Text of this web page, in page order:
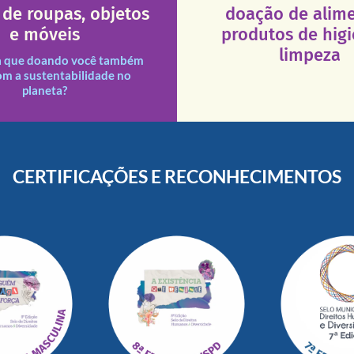
roupas, objetos
e móveis
que doando você também
a sustentabilidade no
planeta?
doações recebidas são
e divididas entre nossas
assim como outras
necessitadas.
doação de
produtos de
limpeza
Esses tipos de produtos
necessários em nossas
que a excelência de nosso
atendimento seja sempre
CERTIFICAÇÕES E RECONHECIMENTOS